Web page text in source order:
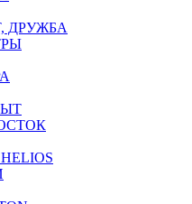
ДРУЖБА